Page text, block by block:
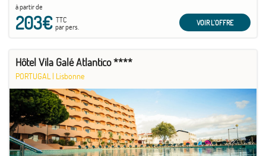
à partir de
203€TTC
par pers.
VOIR L'OFFRE
Hôtel Vila Galé Atlantico ****
PORTUGAL | Lisbonne